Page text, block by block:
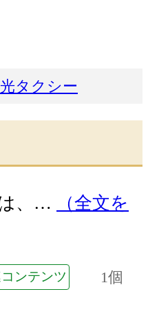
タクシー
は、…
（全文を
ンテンツ 1個